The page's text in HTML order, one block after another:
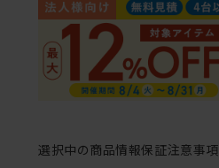
選択中の商品情報保証注意事項